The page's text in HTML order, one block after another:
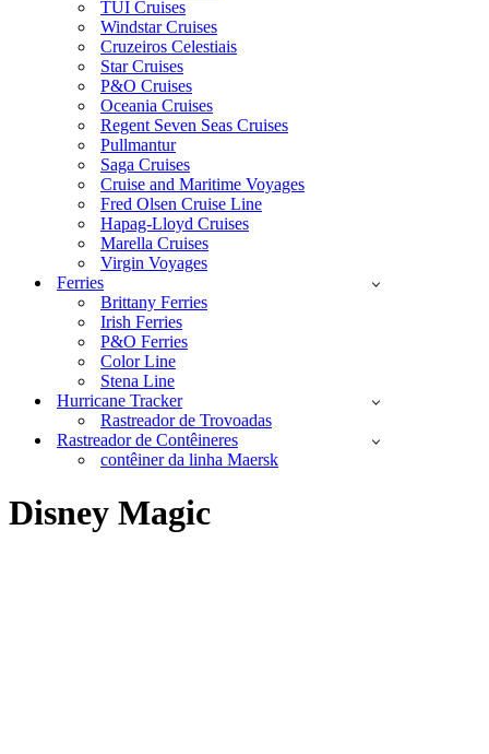
TUI Cruises
Windstar Cruises
Cruzeiros Celestiais
Star Cruises
P&O Cruises
Oceania Cruises
Regent Seven Seas Cruises
Pullmantur
Saga Cruises
Cruise and Maritime Voyages
Fred Olsen Cruise Line
Hapag-Lloyd Cruises
Marella Cruises
Virgin Voyages
Ferries
Brittany Ferries
Irish Ferries
P&O Ferries
Color Line
Stena Line
Hurricane Tracker
Rastreador de Trovoadas
Rastreador de Contêineres
contêiner da linha Maersk
Disney Magic